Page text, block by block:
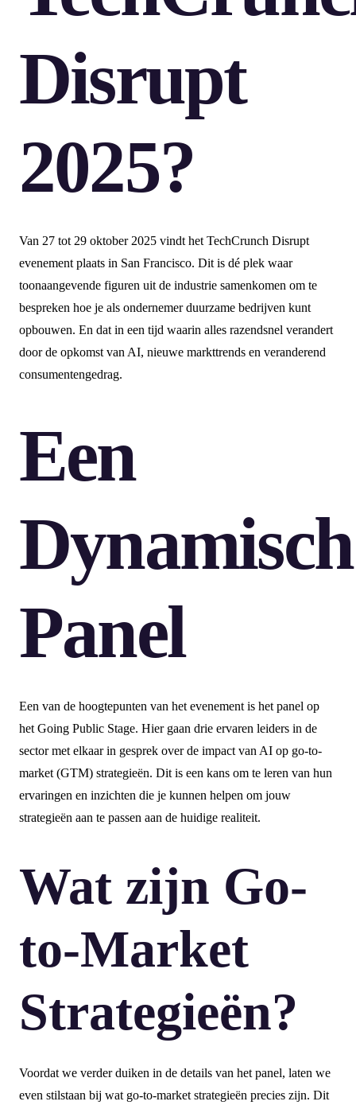
Disrupt
2025?
Van 27 tot 29 oktober 2025 vindt het TechCrunch Disrupt
evenement plaats in San Francisco. Dit is dé plek waar
toonaangevende figuren uit de industrie samenkomen om te
bespreken hoe je als ondernemer duurzame bedrijven kunt
opbouwen. En dat in een tijd waarin alles razendsnel verandert
door de opkomst van AI, nieuwe markttrends en veranderend
consumentengedrag.
Een
Dynamisch
Panel
Een van de hoogtepunten van het evenement is het panel op
het Going Public Stage. Hier gaan drie ervaren leiders in de
sector met elkaar in gesprek over de impact van AI op go-to-
market (GTM) strategieën. Dit is een kans om te leren van hun
ervaringen en inzichten die je kunnen helpen om jouw
strategieën aan te passen aan de huidige realiteit.
Wat zijn Go-
to-Market
Strategieën?
Voordat we verder duiken in de details van het panel, laten we
even stilstaan bij wat go-to-market strategieën precies zijn. Dit